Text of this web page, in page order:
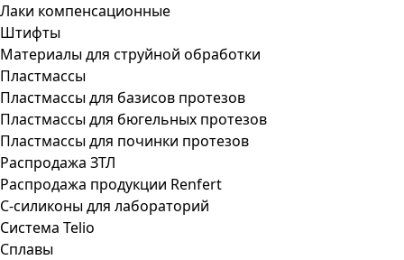
Лаки компенсационные
Штифты
Материалы для струйной обработки
Пластмассы
Пластмассы для базисов протезов
Пластмассы для бюгельных протезов
Пластмассы для починки протезов
Распродажа ЗТЛ
Распродажа продукции Renfert
С-силиконы для лабораторий
Система Telio
Сплавы